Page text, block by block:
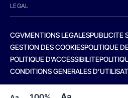
LEGAL
CGVMENTIONS LEGALESPUBLICITE
GESTION DES COOKIESPOLITIQUE
POLITIQUE D’ACCESSIBILITE
CONDITIONS GENERALES